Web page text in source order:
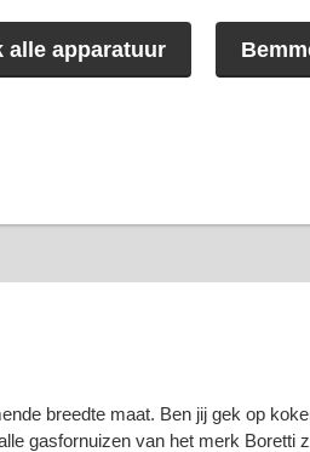
alle apparatuur
breedte maat. Ben jij gek op
gasfornuizen van het merk